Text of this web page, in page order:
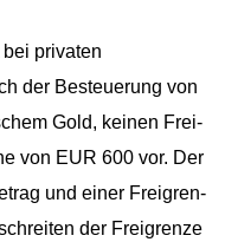
pri­vat­en
der Besteuerung von
Gold, keinen Frei­
von EUR 600 vor. Der
und ein­er Frei­gren­
der Frei­gren­ze